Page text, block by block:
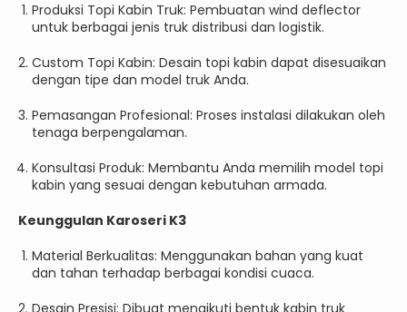
Produksi Topi Kabin Truk: Pembuatan wind deflector
untuk berbagai jenis truk distribusi dan logistik.
Custom Topi Kabin: Desain topi kabin dapat disesuaikan
dengan tipe dan model truk Anda.
Pemasangan Profesional: Proses instalasi dilakukan oleh
tenaga berpengalaman.
Konsultasi Produk: Membantu Anda memilih model topi
kabin yang sesuai dengan kebutuhan armada.
Keunggulan Karoseri K3
Material Berkualitas: Menggunakan bahan yang kuat
dan tahan terhadap berbagai kondisi cuaca.
Desain Presisi: Dibuat mengikuti bentuk kabin truk